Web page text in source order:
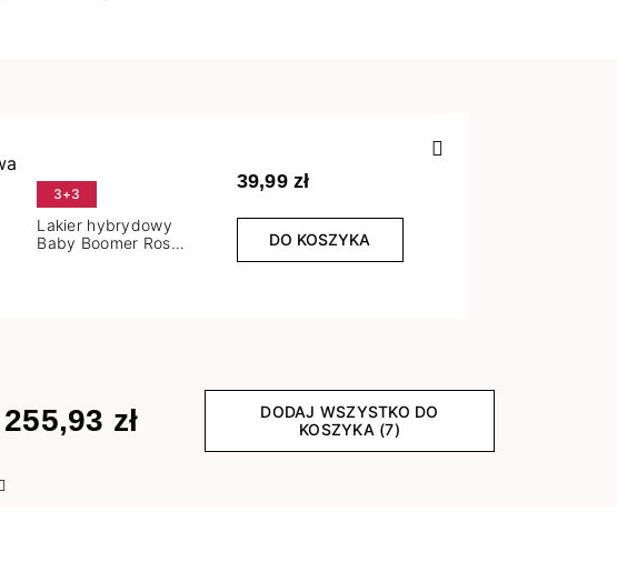
3+3
Lakier hybrydowy
Baby Boomer Rose
39,99 zł
DO KOSZYKA
255,93 zł
DODAJ WSZYSTKO DO
KOSZYKA (7)